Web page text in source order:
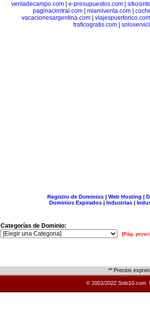
ventadecampo.com
e-presupuestos.com
paginacentral.com| miamiventa.com|
vacacionesargentina.com
viajespuertorico.com
traficogratis.com|
Registro de Dominios| Web Hosting |
Dominios Expirados | Industrias |
Categorías de Dominio:
[Pág.
** Precios
© 2002/2022 Solo10.com